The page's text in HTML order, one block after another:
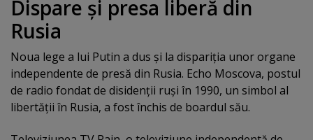
Dispare şi presa liberă din
Rusia
Noua lege a lui Putin a dus şi la dispariţia unor organe
independente de presă din Rusia. Echo Moscova, postul
de radio fondat de disidenţii ruşi în 1990, un simbol al
libertăţii în Rusia, a fost închis de boardul său.